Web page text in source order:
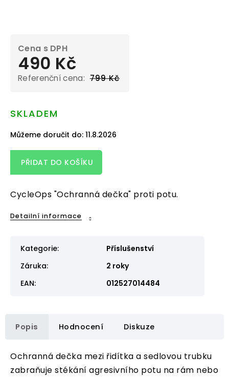
799 Kč
490 Kč
SKLADEM
Můžeme doručit do: 11.8.2026
PŘIDAT DO KOŠÍKU
CycleOps "Ochranná dečka" proti potu.
Detailní informace
Kategorie:
Příslušenství
Záruka:
2 roky
EAN: 012527014484
Popis Hodnocení Diskuze
Ochranná dečka mezi řidítka a sedlovou trubku
zabraňuje stékání agresivního potu na rám nebo